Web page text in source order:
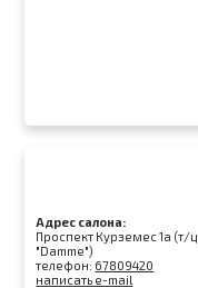
Адрес салона:
Проспект Курземес 1а (т/ц
"Damme")
телефон: 67809420
написать e-mail